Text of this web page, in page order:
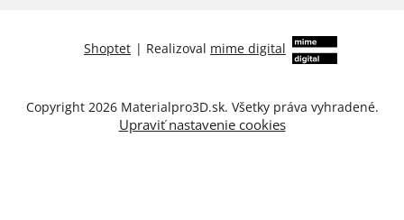
Shoptet | Realizoval mime digital
Copyright 2026 Materialpro3D.sk. Všetky práva vyhradené.
Upraviť nastavenie cookies